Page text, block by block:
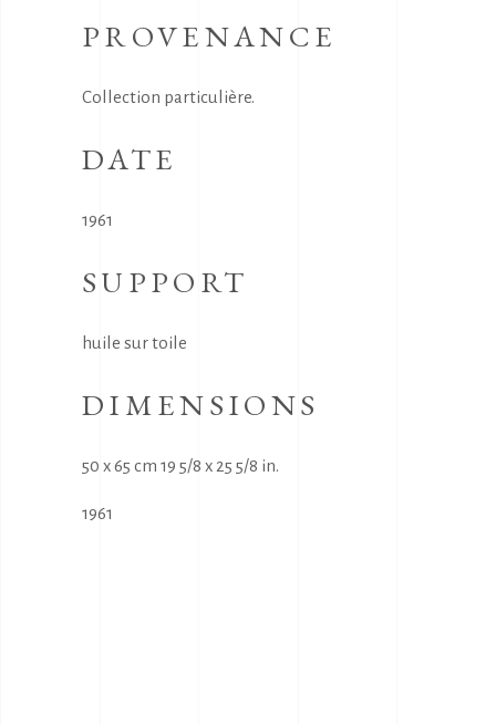
PROVENANCE
Collection particulière.
DATE
1961
SUPPORT
huile sur toile
DIMENSIONS
50 x 65 cm 19 5/8 x 25 5/8 in.
1961